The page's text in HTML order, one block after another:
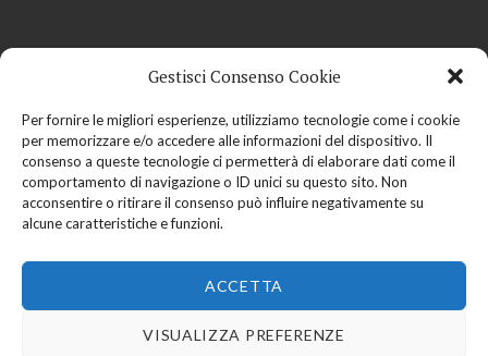
Gestisci Consenso Cookie
Per fornire le migliori esperienze, utilizziamo tecnologie come i cookie
per memorizzare e/o accedere alle informazioni del dispositivo. Il
consenso a queste tecnologie ci permetterà di elaborare dati come il
comportamento di navigazione o ID unici su questo sito. Non
acconsentire o ritirare il consenso può influire negativamente su
alcune caratteristiche e funzioni.
ACCETTA
VISUALIZZA PREFERENZE
Menu Utente
Accedi
Registrati
Centro Regionale dell'Audiolibro